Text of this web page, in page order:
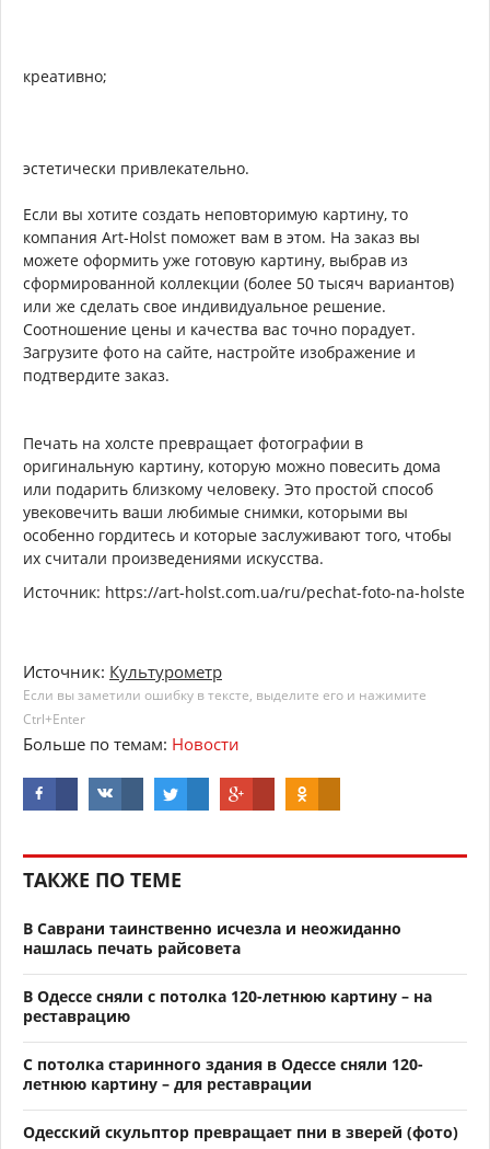
креативно;
эстетически привлекательно.
Если вы хотите создать неповторимую картину, то
компания Art-Holst поможет вам в этом. На заказ вы
можете оформить уже готовую картину, выбрав из
сформированной коллекции (более 50 тысяч вариантов)
или же сделать свое индивидуальное решение.
Соотношение цены и качества вас точно порадует.
Загрузите фото на сайте, настройте изображение и
подтвердите заказ.
Печать на холсте превращает фотографии в
оригинальную картину, которую можно повесить дома
или подарить близкому человеку. Это простой способ
увековечить ваши любимые снимки, которыми вы
особенно гордитесь и которые заслуживают того, чтобы
их считали произведениями искусства.
Источник: https://art-holst.com.ua/ru/pechat-foto-na-holste
Источник: Культурометр
Если вы заметили ошибку в тексте, выделите его и нажимите
Ctrl+Enter
Больше по темам: Новости
ТАКЖЕ ПО ТЕМЕ
В Саврани таинственно исчезла и неожиданно
нашлась печать райсовета
В Одессе сняли с потолка 120-летнюю картину – на
реставрацию
С потолка старинного здания в Одессе сняли 120-
летнюю картину – для реставрации
Одесский скульптор превращает пни в зверей (фото)